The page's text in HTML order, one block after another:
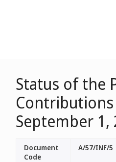
Status of the
Contributions
September 1,
Document
Code
A/57/INF/5